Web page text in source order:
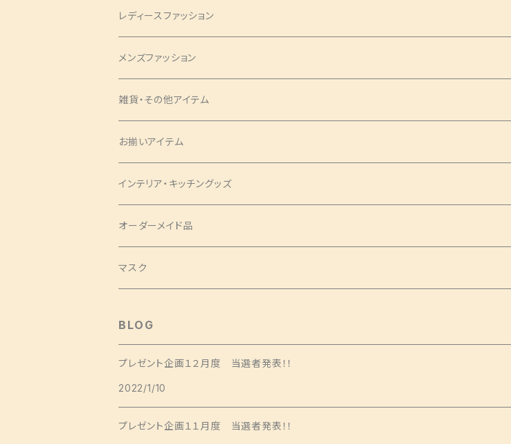
レディースファッション
バッグ・チャーム
ツイリー
バッグ
アクセサリー
シュシュ
ピアス
エプロン
ショートサイズ
ミドルサイズ
トップス
アロハシャツ
チュニック
ワンピース
タックワンピース
キャミソールワンピース
Aラインワンピース
その他ワンピース
ベスト
長袖
ジャケット
コート
パンツ
メンズファッション
ネクタイ・蝶ネクタイ
ナローネクタイ
レギュラーネクタイ
トップス・シャツ
アロハシャツ
パンツ
雑貨・その他アイテム
ブックカバー
コインケース
ポーチ
ラウンドポーチ
印鑑ケース
日傘
お揃いアイテム
ピアス
シュシュ
ツイリー
インテリア・キッチングッズ
ランチョンマット
Mサイズ
テーブルセンター
Sサイズ
Mサイズ
Lサイズ
ミドルサイズ
ロングサイズ
コースター
オーダーメイド品
マスク
BLOG
プレゼント企画１２月度 当選者発表！！
2022/1/10
プレゼント企画１１月度 当選者発表！！